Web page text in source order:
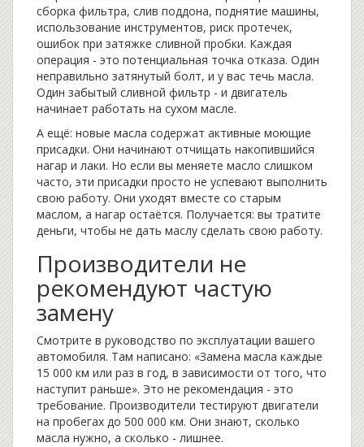
сборка фильтра, слив поддона, поднятие машины,
использование инструментов, риск протечек,
ошибок при затяжке сливной пробки. Каждая
операция - это потенциальная точка отказа. Один
неправильно затянутый болт, и у вас течь масла.
Один забытый сливной фильтр - и двигатель
начинает работать на сухом масле.
А ещё: новые масла содержат активные моющие
присадки. Они начинают отчищать накопившийся
нагар и лаки. Но если вы меняете масло слишком
часто, эти присадки просто не успевают выполнить
свою работу. Они уходят вместе со старым
маслом, а нагар остаётся. Получается: вы тратите
деньги, чтобы не дать маслу сделать свою работу.
Производители не
рекомендуют частую
замену
Смотрите в руководство по эксплуатации вашего
автомобиля. Там написано: «Замена масла каждые
15 000 км или раз в год, в зависимости от того, что
наступит раньше». Это не рекомендация - это
требование. Производители тестируют двигатели
на пробегах до 500 000 км. Они знают, сколько
масла нужно, а сколько - лишнее.